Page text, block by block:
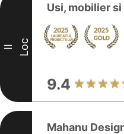
II Loc
Usi, mobilier
9.4
Mahanu